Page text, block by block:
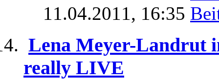
11.04.2011, 16:35
Lena Meyer-Landrut
really LIVE